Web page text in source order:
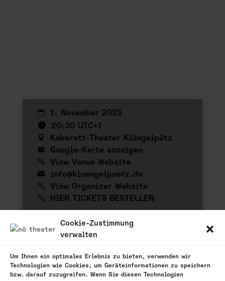
Cookie-Zustimmung
verwalten
Um Ihnen ein optimales Erlebnis zu bieten, verwenden wir
Technologien wie Cookies, um Geräteinformationen zu speichern
bzw. darauf zuzugreifen. Wenn Sie diesen Technologien
1. November 2025
20:30 UTC+1
Kabarett-Theater Klüngelpütz
Google-Karte anzeigen
View Venue Website
info@kluengelpuetz.de
View Organizer Website
HIER TICKETS BESTELLEN
zu meinem Kalender hinzufügen
zurück